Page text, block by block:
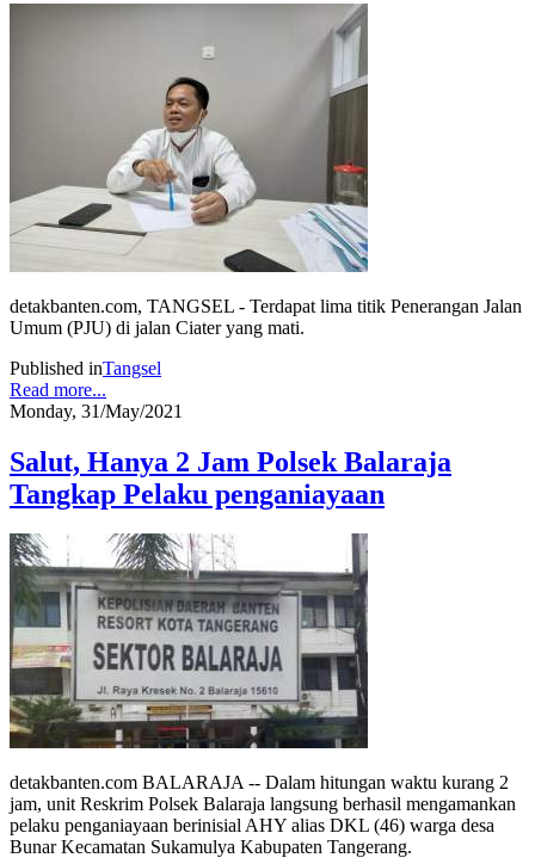
detakbanten.com, TANGSEL - Terdapat lima titik Penerangan Jalan
Umum (PJU) di jalan Ciater yang mati.
Published inTangsel
Read more...
Monday, 31/May/2021
Salut, Hanya 2 Jam Polsek Balaraja
Tangkap Pelaku penganiayaan
detakbanten.com BALARAJA -- Dalam hitungan waktu kurang 2
jam, unit Reskrim Polsek Balaraja langsung berhasil mengamankan
pelaku penganiayaan berinisial AHY alias DKL (46) warga desa
Bunar Kecamatan Sukamulya Kabupaten Tangerang.